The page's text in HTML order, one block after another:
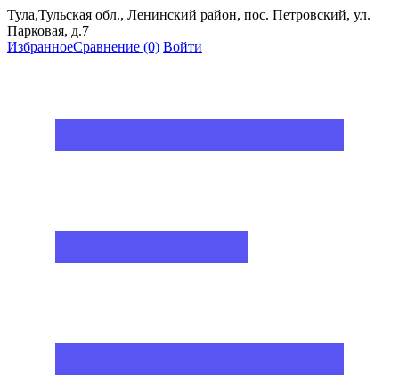
Тула,Тульская обл., Ленинский район, пос. Петровский, ул.
Парковая, д.7
ИзбранноеСравнение (0) Войти